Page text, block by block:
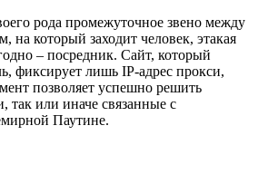
рода промежуточное звено между
на который заходит человек, этакая
– посредник. Сайт, который
фиксирует лишь IP-адрес прокси,
позволяет успешно решить
так или иначе связанные с
Паутине.